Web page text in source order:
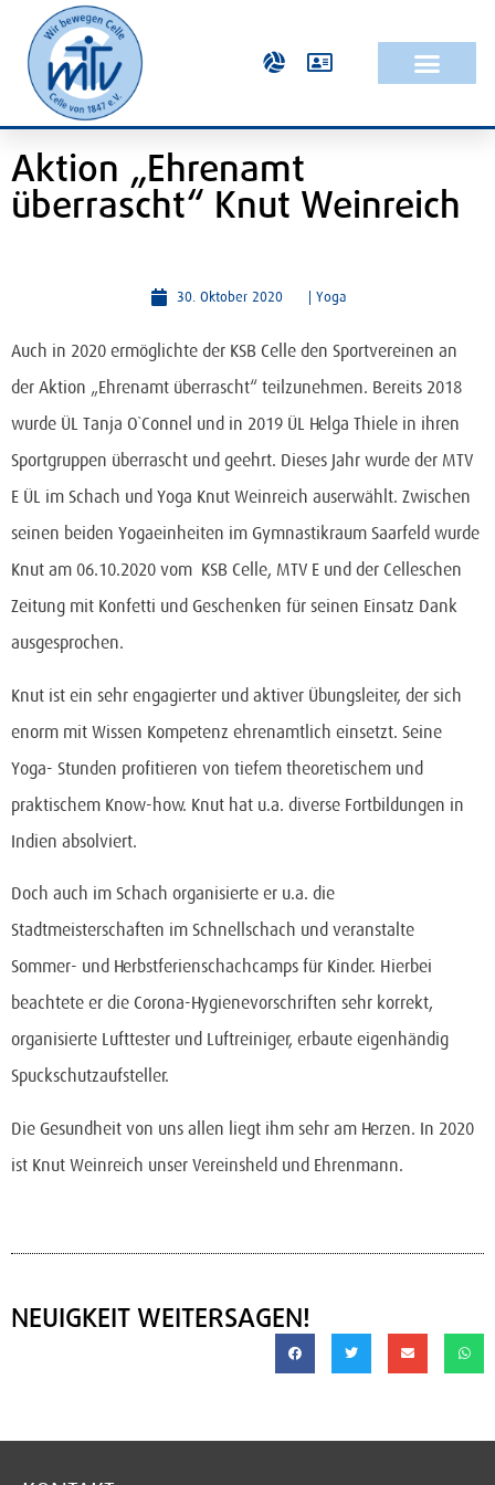
Aktion „Ehrenamt
überrascht“ Knut Weinreich
30. Oktober 2020 Yoga
Auch in 2020 ermöglichte der KSB Celle den Sportvereinen an
der Aktion „Ehrenamt überrascht“ teilzunehmen. Bereits 2018
wurde ÜL Tanja O`Connel und in 2019 ÜL Helga Thiele in ihren
Sportgruppen überrascht und geehrt. Dieses Jahr wurde der MTV
E ÜL im Schach und Yoga Knut Weinreich auserwählt. Zwischen
seinen beiden Yogaeinheiten im Gymnastikraum Saarfeld wurde
Knut am 06.10.2020 vom KSB Celle, MTV E und der Celleschen
Zeitung mit Konfetti und Geschenken für seinen Einsatz Dank
ausgesprochen.
Knut ist ein sehr engagierter und aktiver Übungsleiter, der sich
enorm mit Wissen Kompetenz ehrenamtlich einsetzt. Seine
Yoga- Stunden profitieren von tiefem theoretischem und
praktischem Know-how. Knut hat u.a. diverse Fortbildungen in
Indien absolviert.
Doch auch im Schach organisierte er u.a. die
Stadtmeisterschaften im Schnellschach und veranstalte
Sommer- und Herbstferienschachcamps für Kinder. Hierbei
beachtete er die Corona-Hygienevorschriften sehr korrekt,
organisierte Lufttester und Luftreiniger, erbaute eigenhändig
Spuckschutzaufsteller.
Die Gesundheit von uns allen liegt ihm sehr am Herzen. In 2020
ist Knut Weinreich unser Vereinsheld und Ehrenmann.
NEUIGKEIT WEITERSAGEN!